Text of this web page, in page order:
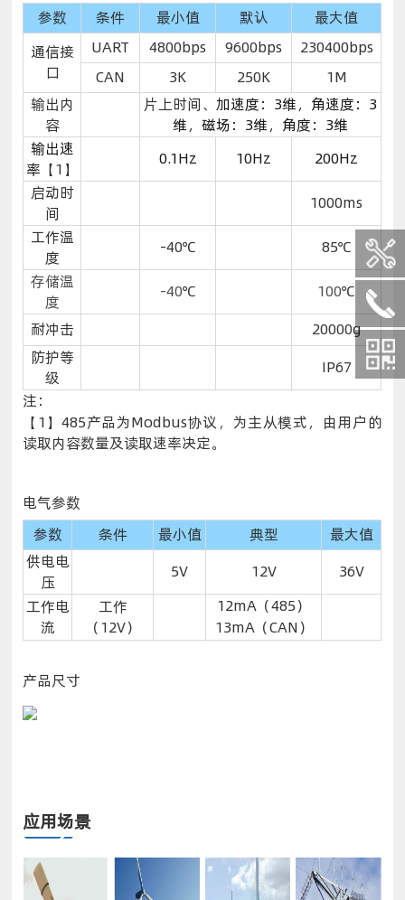
参数
条件 最小值 默认
最大值
通信接
口
UART 4800bps 9600bps
230400bps
CAN
3K 250K
1M
输出内
容
片上时间、加速度：3维，角速度：3
维，磁场：3维，角度：3维
输出速
率 【1】
0.1Hz 10Hz
200Hz
启动时
间
1000ms
工作温
度
-40℃
85℃
存储温
度
-40℃ 100℃
耐冲击
20000g
防护等
级
IP67
注：
【1】485产品为Modbus协议，为主从模式，由用户的
读取内容数量及读取速率决定。
电气参数
参数
条件 最小值 典型
最大值
供电电
压
5V 12V
36V
工作电
流
工作
（12V）
12mA（485）
13mA（CAN）
产品尺寸
应用场景